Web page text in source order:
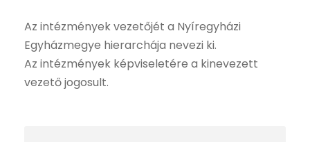
Az intézmények vezetőjét a Nyíregyházi
Egyházmegye hierarchája nevezi ki.
Az intézmények képviseletére a kinevezett
vezető jogosult.